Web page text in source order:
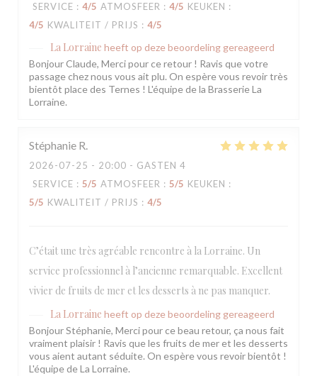
SERVICE : 4/5 ATMOSFEER : 4/5 KEUKEN :
4/5 KWALITEIT / PRIJS : 4/5
La Lorraine heeft op deze beoordeling gereageerd
Bonjour Claude, Merci pour ce retour ! Ravis que votre
passage chez nous vous ait plu. On espère vous revoir très
bientôt place des Ternes ! L'équipe de la Brasserie La
Lorraine.
Stéphanie R
2026-07-25 - 20:00 - GASTEN 4
SERVICE : 5/5 ATMOSFEER : 5/5 KEUKEN :
5/5 KWALITEIT / PRIJS : 4/5
C’était une très agréable rencontre à la Lorraine. Un
service professionnel à l’ancienne remarquable. Excellent
vivier de fruits de mer et les desserts à ne pas manquer.
La Lorraine heeft op deze beoordeling gereageerd
Bonjour Stéphanie, Merci pour ce beau retour, ça nous fait
vraiment plaisir ! Ravis que les fruits de mer et les desserts
vous aient autant séduite. On espère vous revoir bientôt !
L'équipe de La Lorraine.